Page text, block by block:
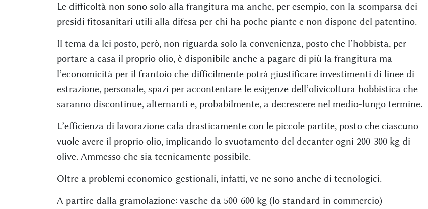
Le difficoltà non sono solo alla frangitura ma anche, per esempio, con la scomparsa dei
presidi fitosanitari utili alla difesa per chi ha poche piante e non dispone del patentino.
Il tema da lei posto, però, non riguarda solo la convenienza, posto che l’hobbista, per
portare a casa il proprio olio, è disponibile anche a pagare di più la frangitura ma
l’economicità per il frantoio che difficilmente potrà giustificare investimenti di linee di
estrazione, personale, spazi per accontentare le esigenze dell’olivicoltura hobbistica che
saranno discontinue, alternanti e, probabilmente, a decrescere nel medio-lungo termine.
L’efficienza di lavorazione cala drasticamente con le piccole partite, posto che ciascuno
vuole avere il proprio olio, implicando lo svuotamento del decanter ogni 200-300 kg di
olive. Ammesso che sia tecnicamente possibile.
Oltre a problemi economico-gestionali, infatti, ve ne sono anche di tecnologici.
A partire dalla gramolazione: vasche da 500-600 kg (lo standard in commercio)